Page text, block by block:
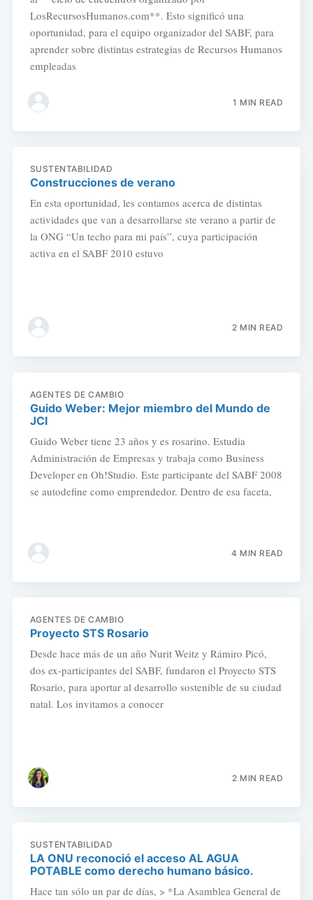
LosRecursosHumanos.com**. Esto significó una
oportunidad, para el equipo organizador del SABF, para
aprender sobre distintas estrategias de Recursos Humanos
empleadas
1 MIN READ
SUSTENTABILIDAD
Construcciones de verano
En esta oportunidad, les contamos acerca de distintas
actividades que van a desarrollarse ste verano a partir de
la ONG “Un techo para mi país”, cuya participación
activa en el SABF 2010 estuvo
2 MIN READ
AGENTES DE CAMBIO
Guido Weber: Mejor miembro del Mundo de
JCI
Guido Weber tiene 23 años y es rosarino. Estudia
Administración de Empresas y trabaja como Business
Developer en Oh!Studio. Este participante del SABF 2008
se autodefine como emprendedor. Dentro de esa faceta,
4 MIN READ
AGENTES DE CAMBIO
Proyecto STS Rosario
Desde hace más de un año Nurit Weitz y Rámiro Picó,
dos ex-participantes del SABF, fundaron el Proyecto STS
Rosario, para aportar al desarrollo sostenible de su ciudad
natal. Los invitamos a conocer
2 MIN READ
SUSTENTABILIDAD
LA ONU reconoció el acceso AL AGUA
POTABLE como derecho humano básico.
Hace tan sólo un par de días, > *La Asamblea General de